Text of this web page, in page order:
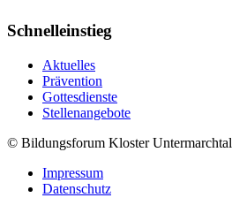
Schnelleinstieg
Aktuelles
Prävention
Gottesdienste
Stellenangebote
© Bildungsforum Kloster Untermarchtal
Impressum
Datenschutz